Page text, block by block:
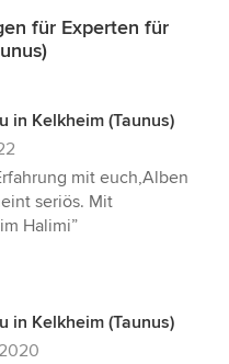
für Experten für
in Kelkheim (Taunus)
mit euch,Alben
seriös. Mit
Halimi”
in Kelkheim (Taunus)